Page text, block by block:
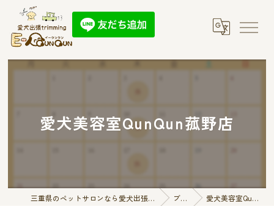
愛犬美容室QunQun菰野店
三重県のペットサロンなら愛犬出張トリミング E-QunQun ブログ 愛犬美容室QunQun菰野店